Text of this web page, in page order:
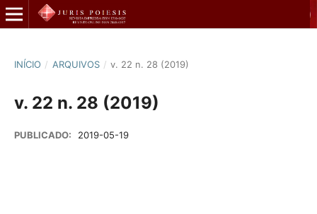
INÍCIO / ARQUIVOS / v. 22 n. 28 (2019)
v. 22 n. 28 (2019)
PUBLICADO: 2019-05-19